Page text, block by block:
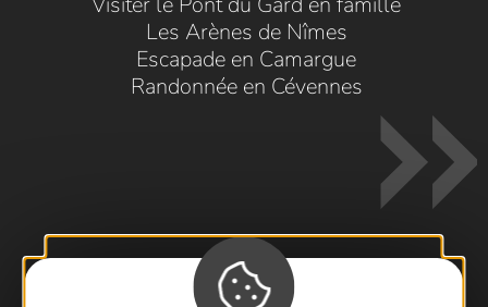
Les Arènes de Nîmes
Escapade en Camargue
Randonnée en Cévennes